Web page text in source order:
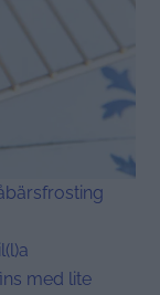
med lite